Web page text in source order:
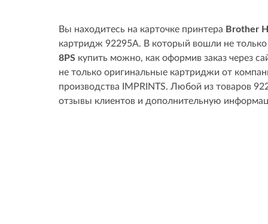
Вы находитесь на карточке принтера Brother
картридж 92295A. В который вошли не
8PSкупить можно, как оформив заказ через
не только оригинальные картриджи от
производства IMPRINTS. Любой из товаров
отзывы клиентов и дополнительную